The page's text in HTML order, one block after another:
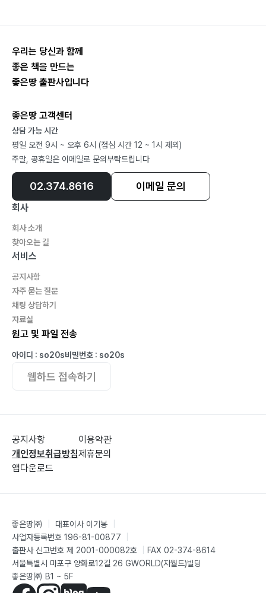
*참고자료2. 각종 계약서 등의 참고 예
*참고자료3. 우리나라의 정보관리에 관한 각종 가이드라
인 등에 대해
에 대해서
제4편 기술유출방지 지침
Ⅰ. 전문
1. 기술 유출 방지의 필요성
2. 지침의 대상 및 범위
Ⅲ. 각 회사들이 참고로 해야 하는 대책에 대해서
1. 기술 유출 방지 기본 방침의 책정
2. 기술 유출 방지 관리 메뉴얼의 책정
3. 기술 유출 방지를 위한 사내 조직 체제의 정비
4. 사업 활동을 실시하는 데 있어서의 구체적 대책의 강화
5. 관련 정보의 수집·제공 및 사내 교육 실시
6. 팔로 업의 철저
7. 조직의 최고 책임자에 의한 재검토
(1)비밀 관리성 요건의 취지
(2) 필요한 비밀 관리 조치 정도
(3) 비밀 관리 조치의 구체 예
3. 유용성의 생각
4. 비공지성의 생각
마지막으로
우리는 당신과 함께
좋은 책을 만드는
좋은땅 출판사입니다
좋은땅 고객센터
상담 가능 시간
평일 오전 9시 ~ 오후 6시 (점심 시간 12 ~ 1시 제외)
주말, 공휴일은 이메일로 문의부탁드립니다
02.374.8616 이메일 문의
회사
회사 소개
찾아오는 길
서비스
공지사항
자주 묻는 질문
채팅 상담하기
자료실
원고 및 파일 전송
아이디 : so20s비밀번호 : so20s
웹하드 접속하기
공지사항
개인정보취급방침
앱다운로드
이용약관
제휴문의
좋은땅㈜ 대표이사 이기봉
사업자등록번호 196-81-00877
출판사 신고번호 제 2001-000082호
FAX 02-374-8614
서울특별시 마포구 양화로12길 26 GWORLD(지월드)빌딩
좋은땅㈜ B1 ~ 5F